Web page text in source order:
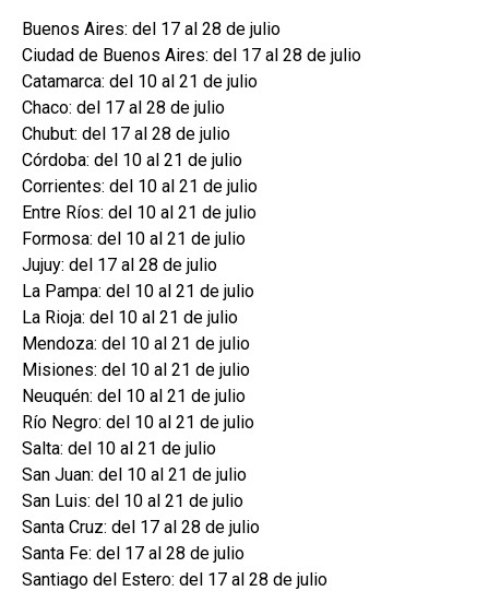
Buenos Aires: del 17 al 28 de julio
Ciudad de Buenos Aires: del 17 al 28 de julio
Catamarca: del 10 al 21 de julio
Chaco: del 17 al 28 de julio
Chubut: del 17 al 28 de julio
Córdoba: del 10 al 21 de julio
Corrientes: del 10 al 21 de julio
Entre Ríos: del 10 al 21 de julio
Formosa: del 10 al 21 de julio
Jujuy: del 17 al 28 de julio
La Pampa: del 10 al 21 de julio
La Rioja: del 10 al 21 de julio
Mendoza: del 10 al 21 de julio
Misiones: del 10 al 21 de julio
Neuquén: del 10 al 21 de julio
Río Negro: del 10 al 21 de julio
Salta: del 10 al 21 de julio
San Juan: del 10 al 21 de julio
San Luis: del 10 al 21 de julio
Santa Cruz: del 17 al 28 de julio
Santa Fe: del 17 al 28 de julio
Santiago del Estero: del 17 al 28 de julio